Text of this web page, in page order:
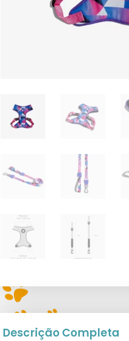
Descrição Completa